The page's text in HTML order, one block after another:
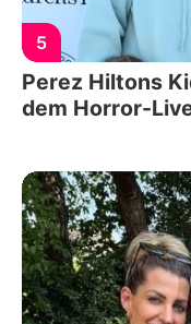
5
Perez Hiltons
dem Horror-